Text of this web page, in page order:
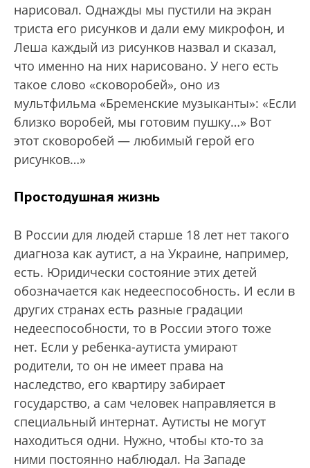
нарисовал. Однажды мы пустили на экран
триста его рисунков и дали ему микрофон, и
Леша каждый из рисунков назвал и сказал,
что именно на них нарисовано. У него есть
такое слово «сковоробей», оно из
мультфильма «Бременские музыканты»: «Если
близко воробей, мы готовим пушку…» Вот
этот сковоробей — любимый герой его
рисунков…»
Простодушная жизнь
В России для людей старше 18 лет нет такого
диагноза как аутист, а на Украине, например,
есть. Юридически состояние этих детей
обозначается как недееспособность. И если в
других странах есть разные градации
недееспособности, то в России этого тоже
нет. Если у ребенка-аутиста умирают
родители, то он не имеет права на
наследство, его квартиру забирает
государство, а сам человек направляется в
специальный интернат. Аутисты не могут
находиться одни. Нужно, чтобы кто-то за
ними постоянно наблюдал. На Западе